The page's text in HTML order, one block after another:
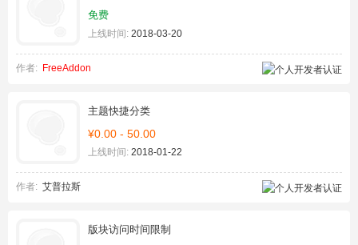
免费
上线时间: 2018-03-20
作者: FreeAddon
主题快捷分类
¥0.00 - 50.00
上线时间: 2018-01-22
作者: 艾普拉斯
版块访问时间限制